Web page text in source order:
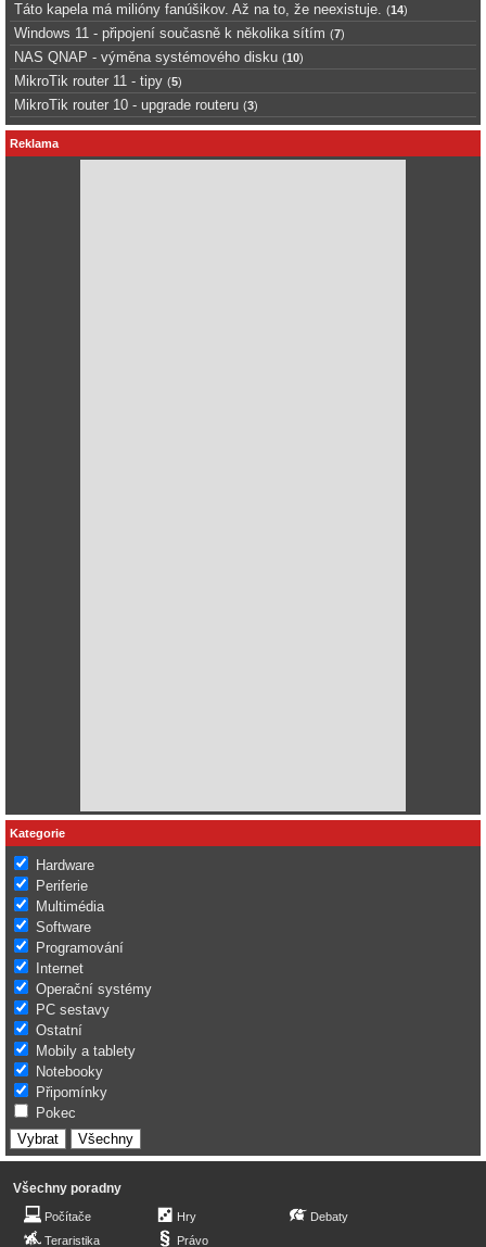
Táto kapela má milióny fanúšikov. Až na to, že neexistuje. (14)
Windows 11 - připojení současně k několika sítím (7)
NAS QNAP - výměna systémového disku (10)
MikroTik router 11 - tipy (5)
MikroTik router 10 - upgrade routeru (3)
Reklama
Kategorie
Hardware
Periferie
Multimédia
Software
Programování
Internet
Operační systémy
PC sestavy
Ostatní
Mobily a tablety
Notebooky
Připomínky
Pokec
Všechny poradny
Počítače
Teraristika
Hry
Právo
Debaty